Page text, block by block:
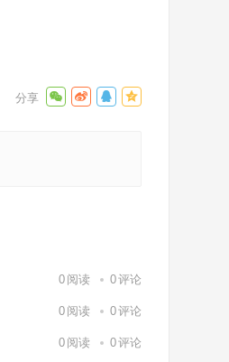
0 阅读 0评论
0 阅读 0评论
0 阅读 0评论